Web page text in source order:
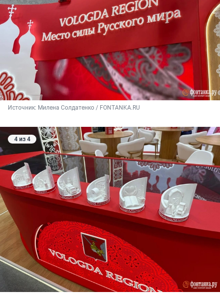
Источник: Милена Солдатенко / FONTANKA.RU
4 из 4